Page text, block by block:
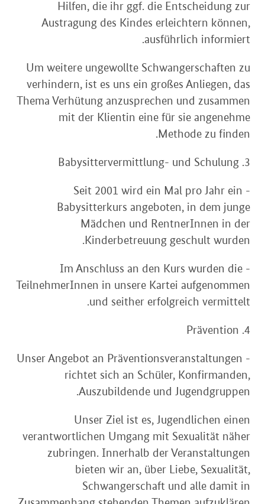
Hilfen, die ihr ggf. die Entscheidung zur
Austragung des Kindes erleichtern können,
ausführlich informiert.
Um weitere ungewollte Schwangerschaften zu
verhindern, ist es uns ein großes Anliegen, das
Thema Verhütung anzusprechen und zusammen
mit der Klientin eine für sie angenehme
Methode zu finden.
3. Babysittervermittlung- und Schulung
- Seit 2001 wird ein Mal pro Jahr ein
Babysitterkurs angeboten, in dem junge
Mädchen und RentnerInnen in der
Kinderbetreuung geschult wurden.
- Im Anschluss an den Kurs wurden die
TeilnehmerInnen in unsere Kartei aufgenommen
und seither erfolgreich vermittelt.
4. Prävention
- Unser Angebot an Präventionsveranstaltungen
richtet sich an Schüler, Konfirmanden,
Auszubildende und Jugendgruppen.
Unser Ziel ist es, Jugendlichen einen
verantwortlichen Umgang mit Sexualität näher
zubringen. Innerhalb der Veranstaltungen
bieten wir an, über Liebe, Sexualität,
Schwangerschaft und alle damit in